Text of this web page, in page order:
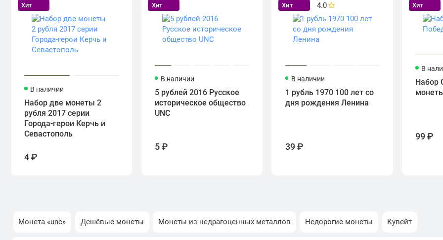
Хит
В наличии
Набор две монеты 2
рубля 2017 серии
Города-герои Керчь и
Севастополь
4 ₽
Хит
В наличии
5 рублей 2016 Русское
историческое общество
UNC
5 ₽
Хит 4.0
В наличии
1 рубль 1970 100 лет со
дня рождения Ленина
39 ₽
Хит
В
Набор
99 ₽
Монета «unc» Дешёвые монеты Монеты из недрагоценных металлов Недорогие монеты Кувейт